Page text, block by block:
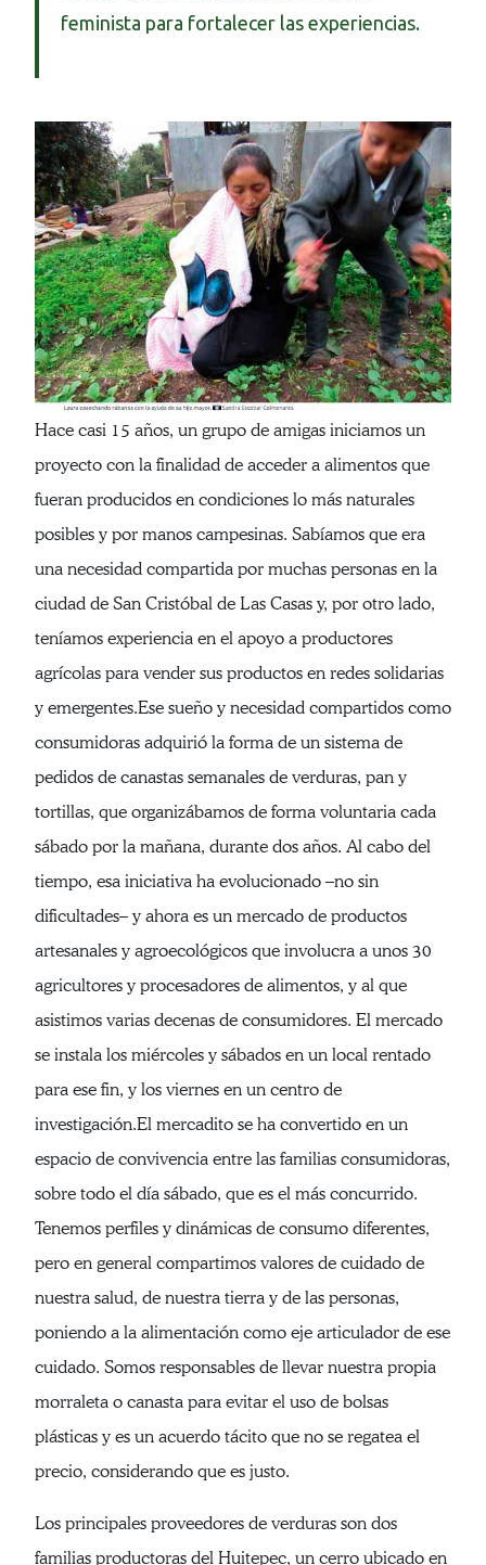
feminista para fortalecer las experiencias.
Hace casi 15 años, un grupo de amigas iniciamos un
proyecto con la finalidad de acceder a alimentos que
fueran producidos en condiciones lo más naturales
posibles y por manos campesinas. Sabíamos que era
una necesidad compartida por muchas personas en la
ciudad de San Cristóbal de Las Casas y, por otro lado,
teníamos experiencia en el apoyo a productores
agrícolas para vender sus productos en redes solidarias
y emergentes.Ese sueño y necesidad compartidos como
consumidoras adquirió la forma de un sistema de
pedidos de canastas semanales de verduras, pan y
tortillas, que organizábamos de forma voluntaria cada
sábado por la mañana, durante dos años. Al cabo del
tiempo, esa iniciativa ha evolucionado –no sin
dificultades– y ahora es un mercado de productos
artesanales y agroecológicos que involucra a unos 30
agricultores y procesadores de alimentos, y al que
asistimos varias decenas de consumidores. El mercado
se instala los miércoles y sábados en un local rentado
para ese fin, y los viernes en un centro de
investigación.El mercadito se ha convertido en un
espacio de convivencia entre las familias consumidoras,
sobre todo el día sábado, que es el más concurrido.
Tenemos perfiles y dinámicas de consumo diferentes,
pero en general compartimos valores de cuidado de
nuestra salud, de nuestra tierra y de las personas,
poniendo a la alimentación como eje articulador de ese
cuidado. Somos responsables de llevar nuestra propia
morraleta o canasta para evitar el uso de bolsas
plásticas y es un acuerdo tácito que no se regatea el
precio, considerando que es justo.
Los principales proveedores de verduras son dos
familias productoras del Huitepec, un cerro ubicado en